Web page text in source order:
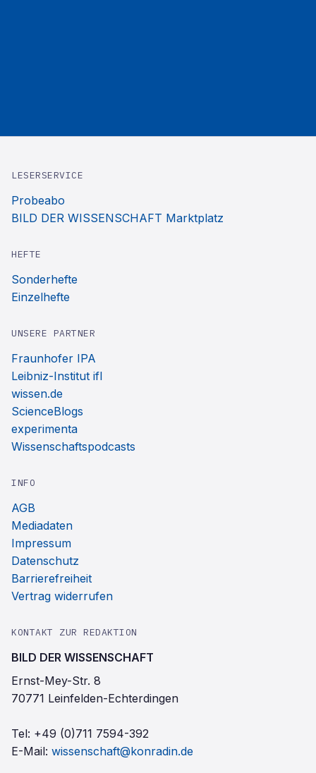
LESERSERVICE
Probeabo
BILD DER WISSENSCHAFT Marktplatz
HEFTE
Sonderhefte
Einzelhefte
UNSERE PARTNER
Fraunhofer IPA
Leibniz-Institut ifl
wissen.de
ScienceBlogs
experimenta
Wissenschaftspodcasts
INFO
AGB
Mediadaten
Impressum
Datenschutz
Barrierefreiheit
Vertrag widerrufen
KONTAKT ZUR REDAKTION
BILD DER WISSENSCHAFT
Ernst-Mey-Str. 8
70771 Leinfelden-Echterdingen
Tel: +49 (0)711 7594-392
E-Mail: wissenschaft@konradin.de